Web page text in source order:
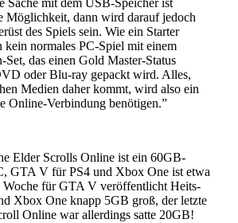
Sache mit dem USB-Speicher ist
Möglichkeit, dann wird darauf jedoch
des Spiels sein. Wie ein Starter
normales PC-Spiel mit einem
Set, das einen Gold Master-Status
oder Blu-ray gepackt wird. Alles,
Medien daher kommt, wird also ein
Online-Verbindung benötigen.”
Elder Scrolls Online ist ein 60GB-
GTA V für PS4 und Xbox One ist etwa
Woche für GTA V veröffentlicht Heits-
Xbox One knapp 5GB groß, der letzte
Online war allerdings satte 20GB!